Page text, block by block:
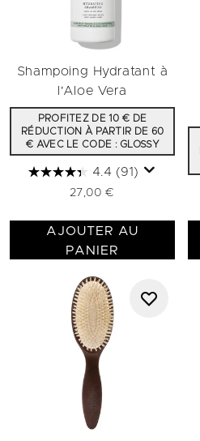
Shampoing Hydratant à
l'Aloe Vera
PROFITEZ DE 10 € DE
RÉDUCTION À PARTIR DE 60
€ AVEC LE CODE : GLOSSY
4.4 (91)
27,00 €
AJOUTER AU
PANIER